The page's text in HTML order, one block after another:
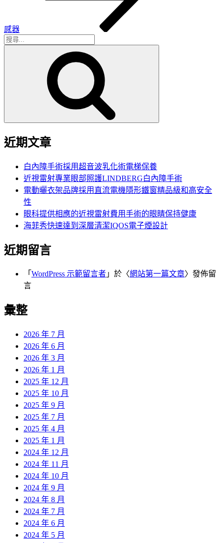
感器
搜
近期文章
白內障手術採用超音波乳化術電梯保養
近視雷射專業眼部照護LINDBERG白內障手術
電動曬衣架品牌採用直流電機隱形鐵窗精品級和高安全
性
眼科提供相應的近視雷射費用手術的眼睛保持健康
海菲秀快速達到深層清潔IQOS電子煙設計
近期留言
「 WordPress 示範留言者 」於〈網站第一篇文章〉發佈留
言
彙整
2026 年 7 月
2026 年 6 月
2026 年 3 月
2026 年 1 月
2025 年 12 月
2025 年 10 月
2025 年 9 月
2025 年 7 月
2025 年 4 月
2025 年 1 月
2024 年 12 月
2024 年 11 月
2024 年 10 月
2024 年 9 月
2024 年 8 月
2024 年 7 月
2024 年 6 月
2024 年 5 月